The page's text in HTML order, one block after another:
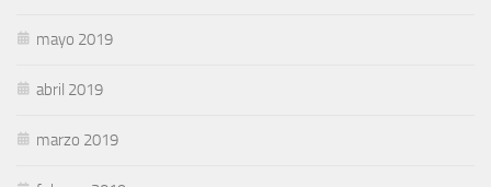
mayo 2019
abril 2019
marzo 2019